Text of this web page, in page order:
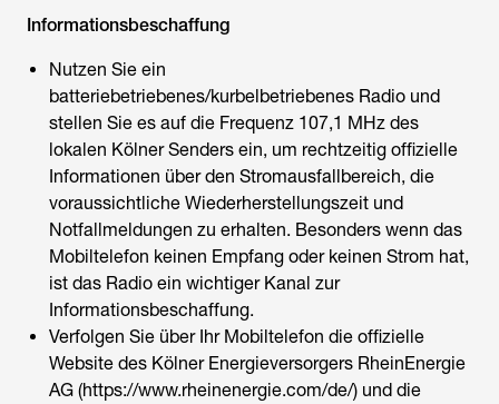
Informationsbeschaffung
Nutzen Sie ein
batteriebetriebenes/kurbelbetriebenes Radio und
stellen Sie es auf die Frequenz 107,1 MHz des
lokalen Kölner Senders ein, um rechtzeitig offizielle
Informationen über den Stromausfallbereich, die
voraussichtliche Wiederherstellungszeit und
Notfallmeldungen zu erhalten. Besonders wenn das
Mobiltelefon keinen Empfang oder keinen Strom hat,
ist das Radio ein wichtiger Kanal zur
Informationsbeschaffung.
Verfolgen Sie über Ihr Mobiltelefon die offizielle
Website des Kölner Energieversorgers RheinEnergie
AG (https://www.rheinenergie.com/de/) und die